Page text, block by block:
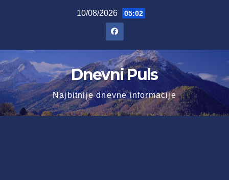
10/08/2026 05:02
Dnevni Puls
Najbitnije dnevne informacije